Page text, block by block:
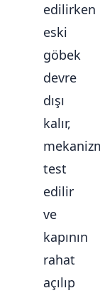
edilirken
eski
göbek
devre
dışı
kalır,
test
edilir
ve
kapının
rahat
açılıp